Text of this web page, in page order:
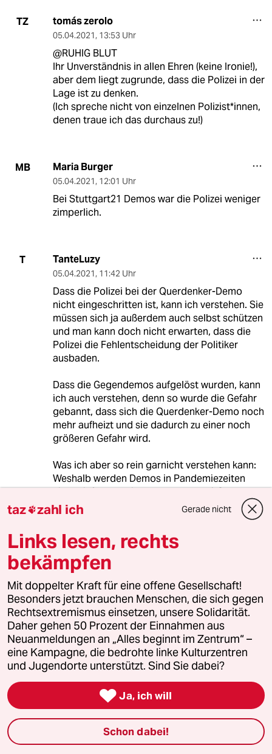
TZ tomás zerolo
05.04.2021, 13:53 Uhr
@RUHIG BLUT
Ihr Unverständnis in allen Ehren (keine Ironie!),
aber dem liegt zugrunde, dass die Polizei in der
Lage ist zu denken.
(Ich spreche nicht von einzelnen Polizist*innen,
denen traue ich das durchaus zu!)
MB Maria Burger
05.04.2021, 12:01 Uhr
Bei Stuttgart21 Demos war die Polizei weniger
zimperlich.
T TanteLuzy
05.04.2021, 11:42 Uhr
Dass die Polizei bei der Querdenker-Demo
nicht eingeschritten ist, kann ich verstehen. Sie
müssen sich ja außerdem auch selbst schützen
und man kann doch nicht erwarten, dass die
Polizei die Fehlentscheidung der Politiker
ausbaden.
Dass die Gegendemos aufgelöst wurden, kann
ich auch verstehen, denn so wurde die Gefahr
gebannt, dass sich die Querdenker-Demo noch
mehr aufheizt und sie dadurch zu einer noch
größeren Gefahr wird.
Was ich aber so rein garnicht verstehen kann:
Weshalb werden Demos in Pandemiezeiten
nicht einfach schlichtweg verboten? Schon gar
von Gruppen, bei denen man von vornherein
weiß, dass sie sich aus Prinzip nicht an
Abstandsregeln und Maskenpflicht halten...
F Fezi
05.04.2021,16:07 Uhr
@TanteLuzy:
Ich persönlich hätte mir diese Art
Zurückhaltung zu anderen
Gelegenheiten gewünscht, doch da
ist eine derartige Zimperlichkeit
bisher nicht zu beobachten.
Und, zum gefühlt 375sten Mal, das
Demonstrationsrecht ist ein
Grundrecht, das nicht so einfach
gekappt werden kann.
taz zahl ich Gerade nicht
Links lesen, rechts
bekämpfen
Mit doppelter Kraft für eine offene Gesellschaft!
Besonders jetzt brauchen Menschen, die sich gegen
Rechtsextremismus einsetzen, unsere Solidarität.
Daher gehen 50 Prozent der Einnahmen aus
Neuanmeldungen an „Alles beginnt im Zentrum“ –
eine Kampagne, die bedrohte linke Kulturzentren
und Jugendorte unterstützt. Sind Sie dabei?
 Ja, ich will
Schon dabei!